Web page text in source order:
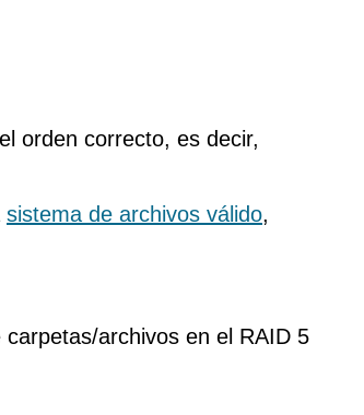
orden correcto, es decir,
sistema de archivos válido,
archivos en el RAID 5